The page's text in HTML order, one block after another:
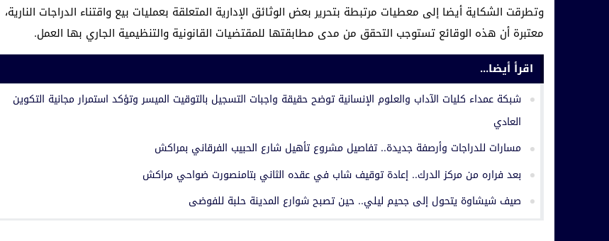
وتطرقت الشكاية أيضا إلى معطيات مرتبطة بتحرير بعض الوثائق الإدارية المتعلقة بعمليات بيع واقتناء الدراجات النارية،
معتبرة أن هذه الوقائع تستوجب التحقق من مدى مطابقتها للمقتضيات القانونية والتنظيمية الجاري بها العمل.
اقرأ أيضا...
شبكة عمداء كليات الآداب والعلوم الإنسانية توضح حقيقة واجبات التسجيل بالتوقيت الميسر وتؤكد استمرار مجانية التكوين
العادي
مسارات للدراجات وأرصفة جديدة.. تفاصيل مشروع تأهيل شارع الحبيب الفرقاني بمراكش
بعد فراره من مركز الدرك.. إعادة توقيف شاب في عقده الثاني بتامنصورت ضواحي مراكش
صيف شيشاوة يتحول إلى جحيم ليلي.. حين تصبح شوارع المدينة حلبة للفوضى